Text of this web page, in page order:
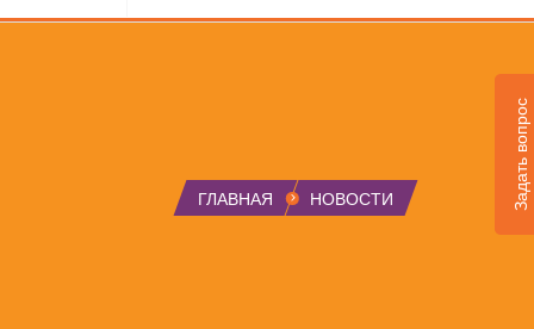
ГЛАВНАЯ НОВОСТИ Задать вопрос